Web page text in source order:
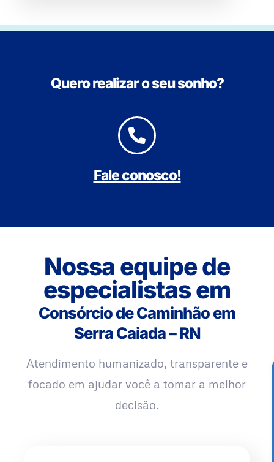
Quero realizar o seu sonho?
Fale conosco!
Nossa equipe de
especialistas em
Consórcio de Caminhão em
Serra Caiada – RN
Atendimento humanizado, transparente e
focado em ajudar você a tomar a melhor
decisão.